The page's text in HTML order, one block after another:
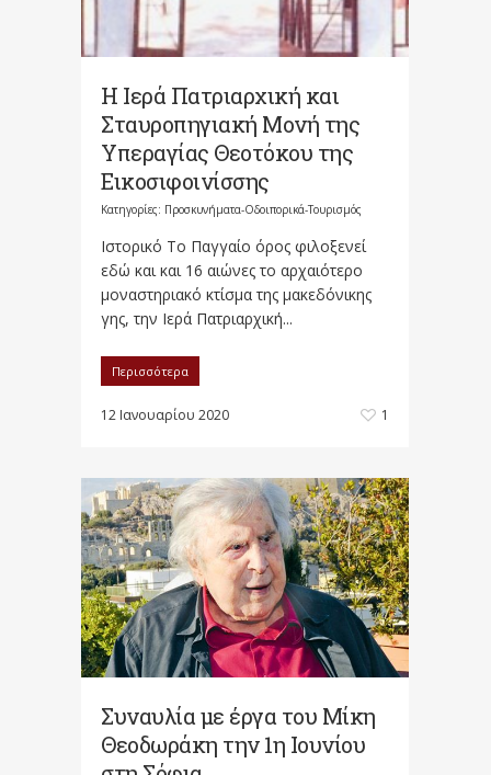
Η Ιερά Πατριαρχική και
Σταυροπηγιακή Μονή της
Υπεραγίας Θεοτόκου της
Εικοσιφοινίσσης
Κατηγορίες: Προσκυνήματα-Οδοιπορικά-Τουρισμός
Ιστορικό To Παγγαίο όρος φιλοξενεί
εδώ και και 16 αιώνες το αρχαιότερο
μοναστηριακό κτίσμα της μακεδόνικης
γης, την Ιερά Πατριαρχική...
Περισσότερα
12 Ιανουαρίου 2020 1
Συναυλία με έργα του Μίκη
Θεοδωράκη την 1η Ιουνίου